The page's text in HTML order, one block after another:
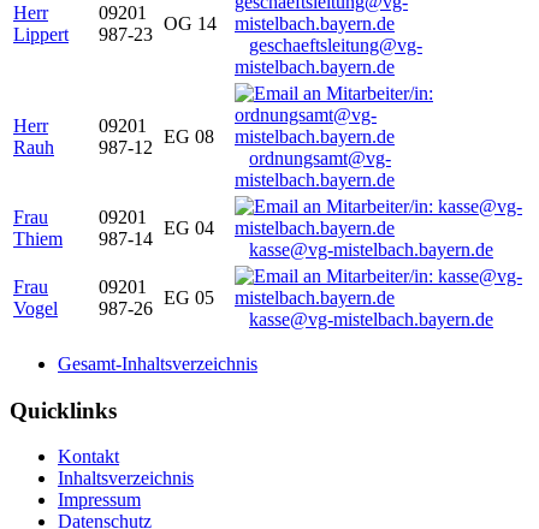
Herr
Lippert
09201
987-23
OG 14
geschaeftsleitung@vg-
mistelbach.bayern.de
Herr
Rauh
09201
987-12
EG 08
ordnungsamt@vg-
mistelbach.bayern.de
Frau
Thiem
09201
987-14
EG 04
kasse@vg-mistelbach.bayern.de
Frau
Vogel
09201
987-26
EG 05
kasse@vg-mistelbach.bayern.de
Gesamt-Inhaltsverzeichnis
Quicklinks
Kontakt
Inhaltsverzeichnis
Impressum
Datenschutz